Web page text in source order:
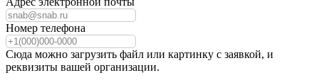
Номер телефона
Сюда можно загрузить файл или картинку с заявкой, и
реквизиты вашей организации.